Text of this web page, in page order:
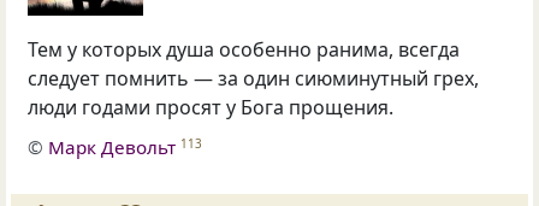
Тем у которых душа особенно ранима, всегда
следует помнить — за один сиюминутный грех,
люди годами просят у Бога прощения.
© Марк Девольт 113